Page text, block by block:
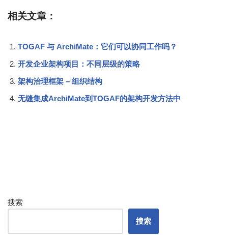
相关文章：
TOGAF 与 ArchiMate：它们可以协同工作吗？
开发企业架构项目：不同层级的策略
架构治理框架 – 组织结构
无缝集成ArchiMate到TOGAF的架构开发方法中
搜索
搜索